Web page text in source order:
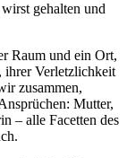
gehalten und
Raum und ein Ort,
ihrer Verletzlichkeit
zusammen,
Mutter,
– alle Facetten des